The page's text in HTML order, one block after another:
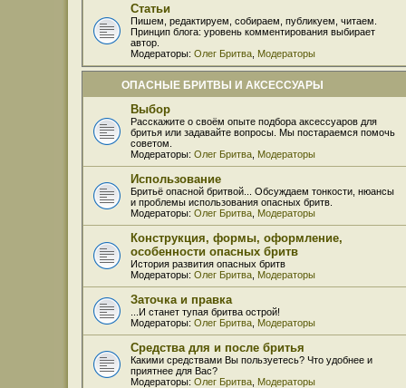
Статьи
Пишем, редактируем, собираем, публикуем, читаем.
Принцип блога: уровень комментирования выбирает
автор.
Модераторы: Олег Бритва Модераторы
ОПАСНЫЕ БРИТВЫ И АКСЕССУАРЫ
Выбор
Расскажите о своём опыте подбора аксессуаров для
бритья или задавайте вопросы. Мы постараемся помочь
советом.
Модераторы: Олег Бритва Модераторы
Использование
Бритьё опасной бритвой... Обсуждаем тонкости, нюансы
и проблемы использования опасных бритв.
Модераторы: Олег Бритва Модераторы
Конструкция, формы, оформление,
особенности опасных бритв
История развития опасных бритв
Модераторы: Олег Бритва Модераторы
Заточка и правка
...И станет тупая бритва острой!
Модераторы: Олег Бритва Модераторы
Средства для и после бритья
Какими средствами Вы пользуетесь? Что удобнее и
приятнее для Вас?
Модераторы: Олег Бритва Модераторы